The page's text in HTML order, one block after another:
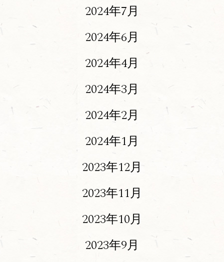
2024年7月
2024年6月
2024年4月
2024年3月
2024年2月
2024年1月
2023年12月
2023年11月
2023年10月
2023年9月